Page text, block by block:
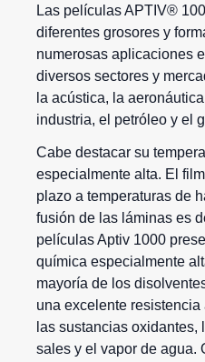
Las películas APTIV®
diferentes grosores y
numerosas aplicaciones
diversos sectores y
la acústica, la
industria, el petróleo y el
Cabe destacar su
especialmente alta. El
plazo a temperaturas de
fusión de las láminas es
películas Aptiv 1000
química especialmente
mayoría de los
una excelente
las sustancias oxidantes,
sales y el vapor de agua.